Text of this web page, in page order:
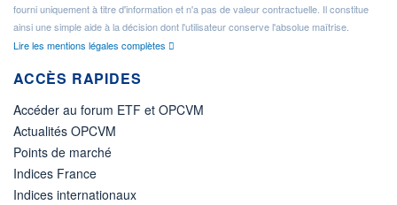
fourni uniquement à titre d'information et n'a pas de valeur contractuelle. Il constitue
ainsi une simple aide à la décision dont l'utilisateur conserve l'absolue maîtrise.
Lire les mentions légales complètes
ACCÈS RAPIDES
Accéder au forum ETF et OPCVM
Actualités OPCVM
Points de marché
Indices France
Indices internationaux